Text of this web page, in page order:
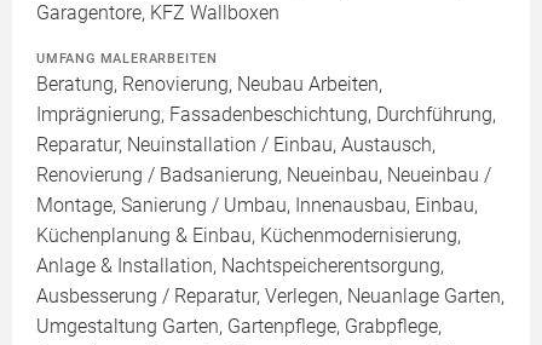
Garagentore, KFZ Wallboxen
UMFANG MALERARBEITEN
Beratung, Renovierung, Neubau Arbeiten,
Imprägnierung, Fassadenbeschichtung, Durchführung,
Reparatur, Neuinstallation / Einbau, Austausch,
Renovierung / Badsanierung, Neueinbau, Neueinbau /
Montage, Sanierung / Umbau, Innenausbau, Einbau,
Küchenplanung & Einbau, Küchenmodernisierung,
Anlage & Installation, Nachtspeicherentsorgung,
Ausbesserung / Reparatur, Verlegen, Neuanlage Garten,
Umgestaltung Garten, Gartenpflege, Grabpflege,